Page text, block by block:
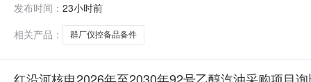
[C-010]采购方式：直接采购采用直接采购原因：需向原
发布时间： 23小时前
相关产品：
群厂仪控备品备件